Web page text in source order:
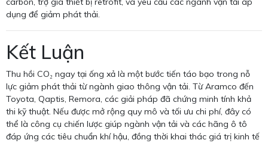
dụng để giảm phát thải.
Kết Luận
Thu hồi CO₂ ngay tại ống xả là một bước tiến táo bạo trong nỗ
lực giảm phát thải từ ngành giao thông vận tải. Từ Aramco đến
Toyota, Qaptis, Remora, các giải pháp đã chứng minh tính khả
thi kỹ thuật. Nếu được mở rộng quy mô và tối ưu chi phí, đây có
thể là công cụ chiến lược giúp ngành vận tải và các hãng ô tô
đáp ứng các tiêu chuẩn khí hậu, đồng thời khai thác giá trị kinh tế